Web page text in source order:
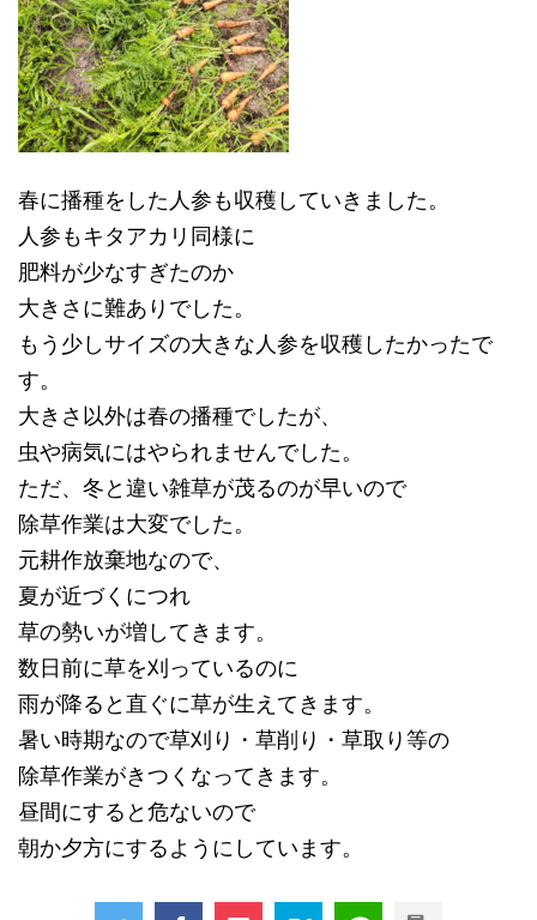
春に播種をした人参も収穫していきました。
人参もキタアカリ同様に
肥料が少なすぎたのか
大きさに難ありでした。
もう少しサイズの大きな人参を収穫したかったで
す。
大きさ以外は春の播種でしたが、
虫や病気にはやられませんでした。
ただ、冬と違い雑草が茂るのが早いので
除草作業は大変でした。
元耕作放棄地なので、
夏が近づくにつれ
草の勢いが増してきます。
数日前に草を刈っているのに
雨が降ると直ぐに草が生えてきます。
暑い時期なので草刈り・草削り・草取り等の
除草作業がきつくなってきます。
昼間にすると危ないので
朝か夕方にするようにしています。